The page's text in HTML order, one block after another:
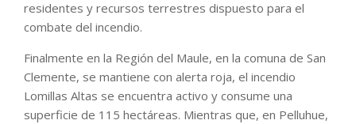
residentes y recursos terrestres dispuesto para el
combate del incendio.
Finalmente en la Región del Maule, en la comuna de San
Clemente, se mantiene con alerta roja, el incendio
Lomillas Altas se encuentra activo y consume una
superficie de 115 hectáreas. Mientras que, en Pelluhue,